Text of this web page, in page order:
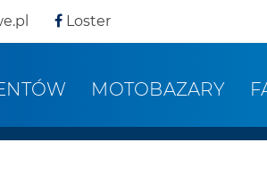
Loster
MOTOBAZARY